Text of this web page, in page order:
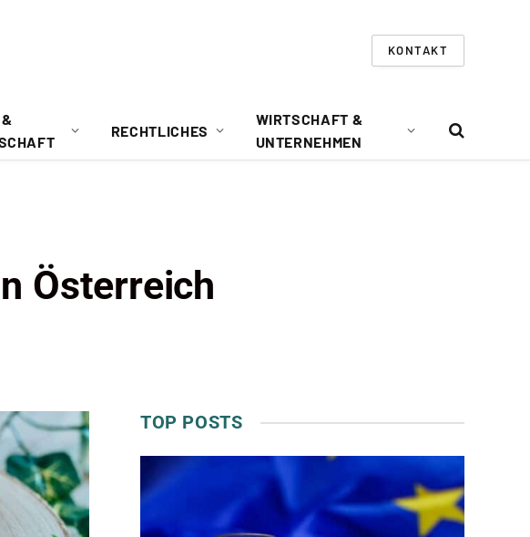
KONTAKT
RECHTLICHES
WIRTSCHAFT &
UNTERNEHMEN
Österreich
TOP POSTS